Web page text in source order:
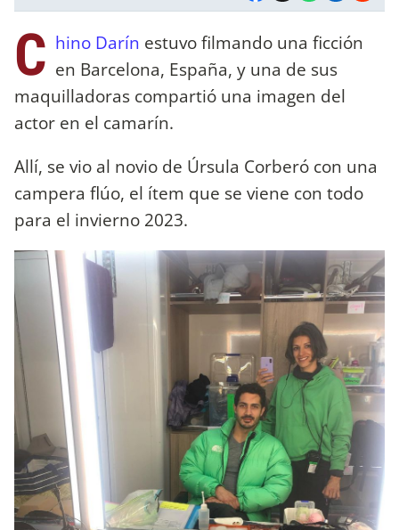
C hino Darín estuvo filmando una ficción
en Barcelona, España, y una de sus
maquilladoras compartió una imagen del
actor en el camarín.
Allí, se vio al novio de Úrsula Corberó con una
campera flúo, el ítem que se viene con todo
para el invierno 2023.